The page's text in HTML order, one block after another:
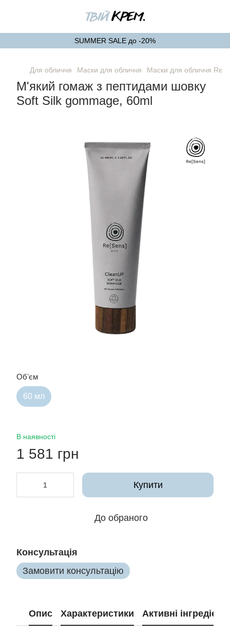
SUMMER SALE до -20%
Для обличчя Маски для обличчя Маски для обличчя
М'який гомаж з пептидами шовку
Soft Silk gommage, 60ml
Обʼєм
60 мл
В наявності
1 581 грн
Купити
До обраного
Консультація
Замовити консультацію
Опис Характеристики Активні